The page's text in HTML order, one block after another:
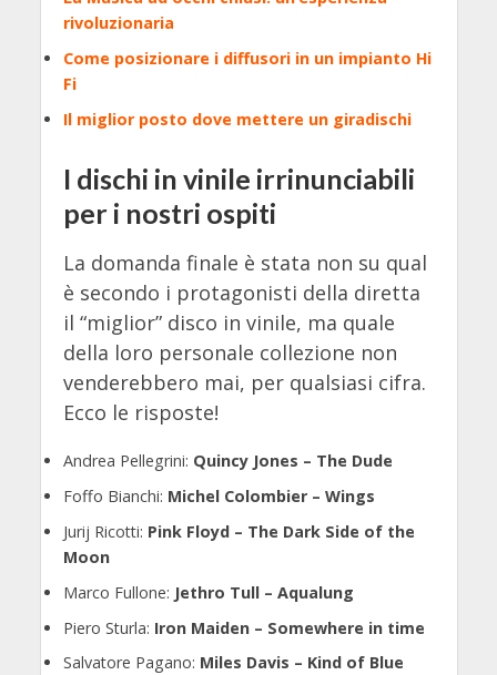
rivoluzionaria
Come posizionare i diffusori in un impianto Hi
Fi
Il miglior posto dove mettere un giradischi
I dischi in vinile irrinunciabili
per i nostri ospiti
La domanda finale è stata non su qual
è secondo i protagonisti della diretta
il “miglior” disco in vinile, ma quale
della loro personale collezione non
venderebbero mai, per qualsiasi cifra.
Ecco le risposte!
Andrea Pellegrini: Quincy Jones – The Dude
Foffo Bianchi: Michel Colombier – Wings
Jurij Ricotti: Pink Floyd – The Dark Side of the
Moon
Marco Fullone: Jethro Tull – Aqualung
Piero Sturla: Iron Maiden – Somewhere in time
Salvatore Pagano: Miles Davis – Kind of Blue